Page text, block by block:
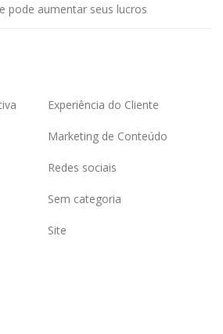
pode aumentar seus lucros
Experiência do Cliente
Marketing de Conteúdo
Redes sociais
Sem categoria
Site